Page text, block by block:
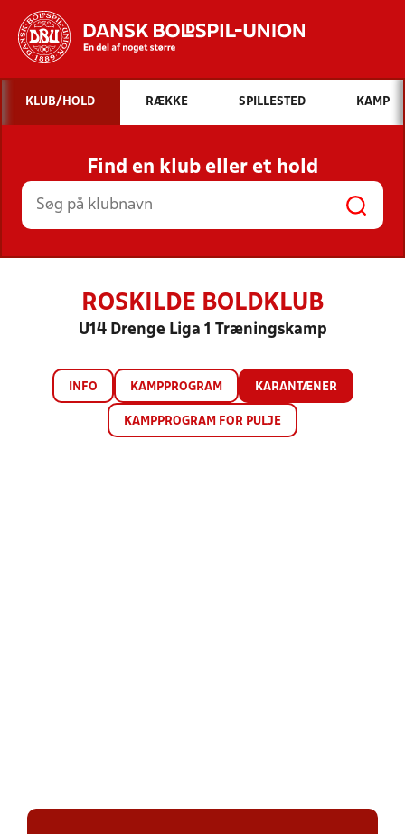
Hvad vil du søge efter?
INDHOLD OG NYHEDER
STILLINGER, RESULTATER, KLUBBER OG
HOLD
KLUB/HOLD RÆKKE SPILLESTED KAMP
Find en klub eller et hold
ROSKILDE BOLDKLUB
U14 Drenge Liga 1 Træningskamp
INFO KAMPPROGRAM KARANTÆNER
KAMPPROGRAM FOR PULJE